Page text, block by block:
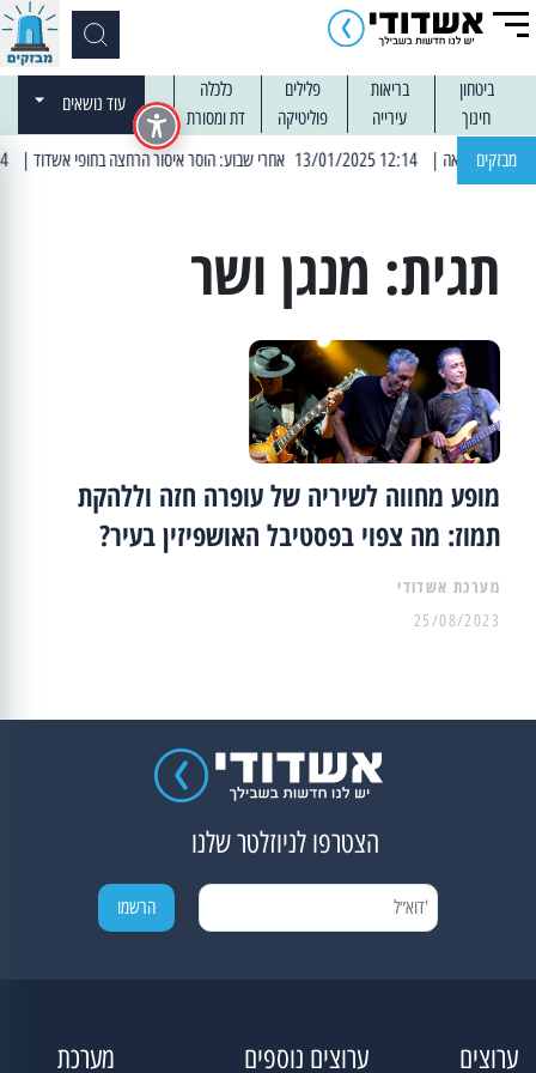
ביטחון בריאות פלילים
כלכלה
חינוך
עירייה פוליטיקה דת ומסורת
עוד נושאים
מבזקים | 12:14 13/01/2025 אחרי שבוע: הוסר איסור הרחצה בחופי אשדוד | 13:04 14/01/2025 עובדים בלילות: עבודות קרצוף וריבוד אספלט
תגית: מנגן ושר
מופע מחווה לשיריה של עופרה חזה וללהקת
תמוז: מה צפוי בפסטיבל האושפיזין בעיר?
מערכת אשדודי
25/08/2023
הצטרפו לניוזלטר שלנו
ערוצים ערוצים נוספים מערכת